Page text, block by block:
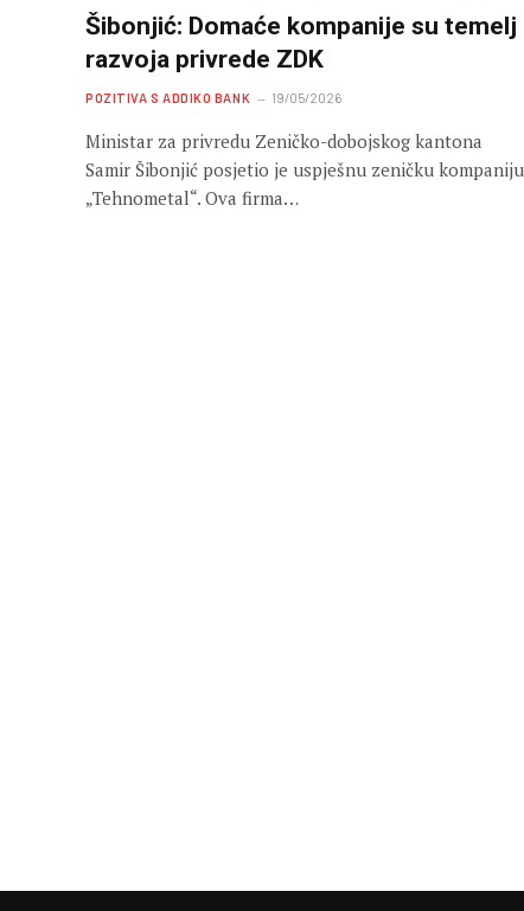
Šibonjić: Domaće kompanije su temelj
razvoja privrede ZDK
POZITIVA S ADDIKO BANK 19/05/2026
Ministar za privredu Zeničko-dobojskog kantona
Samir Šibonjić posjetio je uspješnu zeničku kompaniju
„Tehnometal“. Ova firma…